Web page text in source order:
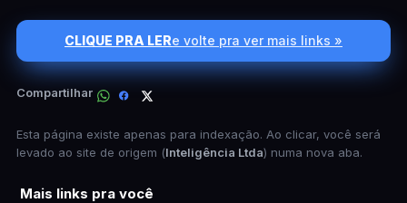
CLIQUE PRA LERe volte pra ver mais links »
Compartilhar
Esta página existe apenas para indexação. Ao clicar, você será
levado ao site de origem (Inteligência Ltda) numa nova aba.
Mais links pra você